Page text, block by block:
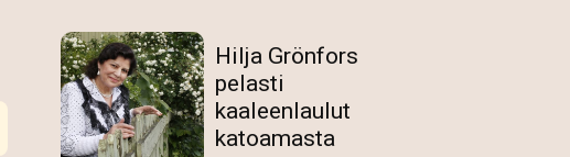
Hilja Grönfors
pelasti
kaaleenlaulut
katoamasta